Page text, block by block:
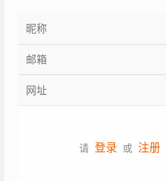
请 登录 或 注册